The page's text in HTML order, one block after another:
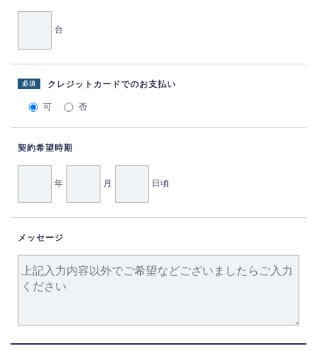
台
クレジットカードでのお支払い
必須
可 否
契約希望時期
年 月 日頃
メッセージ